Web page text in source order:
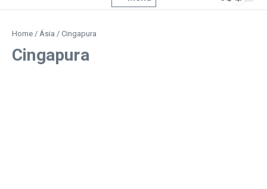
Home / Ásia / Cingapura
Cingapura